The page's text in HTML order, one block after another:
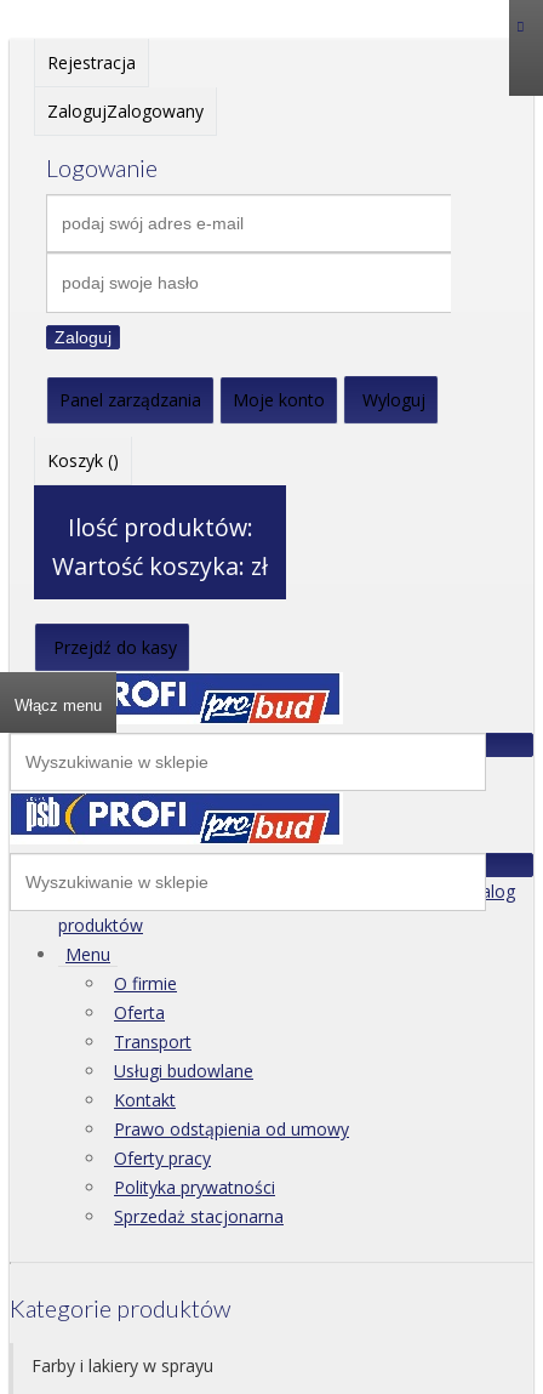
Rejestracja
ZalogujZalogowany
Logowanie
Zaloguj
Panel zarządzania Moje konto Wyloguj
Koszyk ()
Ilość produktów:
Wartość koszyka: zł
Przejdź do kasy
Włącz menu
Katalog
produktów
Menu
O firmie
Oferta
Transport
Usługi budowlane
Kontakt
Prawo odstąpienia od umowy
Oferty pracy
Polityka prywatności
Sprzedaż stacjonarna
Kategorie produktów
Farby i lakiery w sprayu